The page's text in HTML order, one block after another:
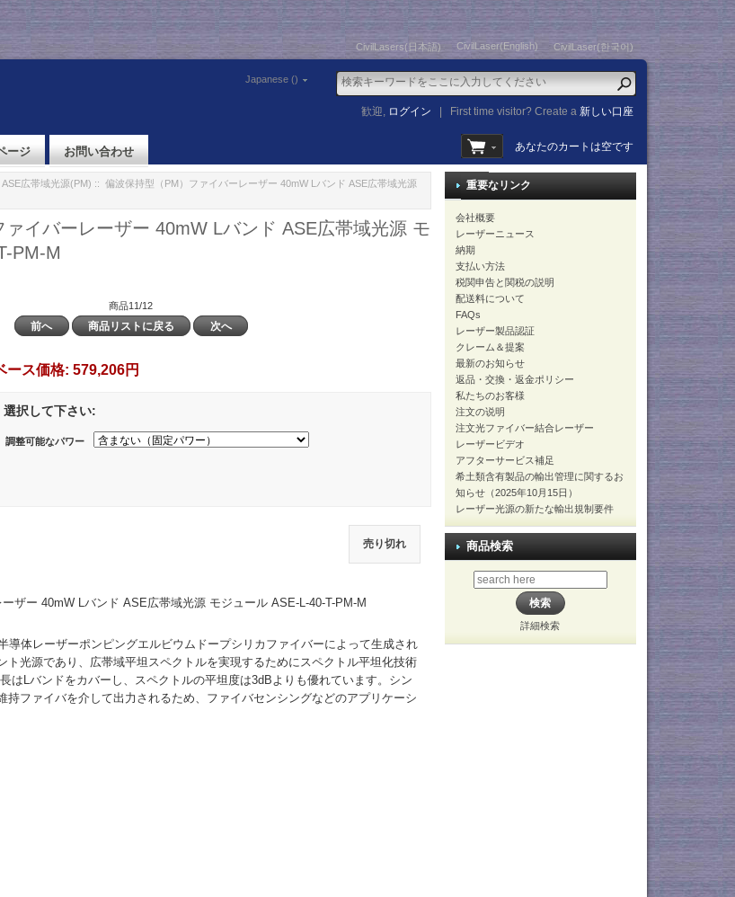
CivilLasers(日本語) CivilLaser(English) CivilLaser(한국어)
Japanese ()
歓迎, ログイン First time visitor? Create a新しい口座
ージ お問い合わせ あなたのカートは空です
広帯域光源(PM) :: 偏波保持型（PM）ファイバーレーザー 40mW Lバンド ASE広帯域光源
イバーレーザー 40mW Lバンド ASE広帯域光源 モ
PM-M
商品11/12
前へ 商品リストに戻る 次へ
ース価格: 579,206円
選択して下さい:
調整可能なパワー
売り切れ
ザー 40mW Lバンド ASE広帯域光源 モジュール ASE-L-40-T-PM-M
導体レーザーポンピングエルビウムドープシリカファイバーによって生成され
ト光源であり、広帯域平坦スペクトルを実現するためにスペクトル平坦化技術
はLバンドをカバーし、スペクトルの平坦度は3dBよりも優れています。シン
持ファイバを介して出力されるため、ファイバセンシングなどのアプリケーシ
重要なリンク
会社概要
レーザーニュース
納期
支払い方法
税関申告と関税の説明
配送料について
FAQs
レーザー製品認証
クレーム＆提案
最新のお知らせ
返品・交換・返金ポリシー
私たちのお客様
注文の说明
注文光ファイバー結合レーザー
レーザービデオ
アフターサービス補足
希土類含有製品の輸出管理に関するお
知らせ（2025年10月15日）
レーザー光源の新たな輸出規制要件
商品検索
詳細検索